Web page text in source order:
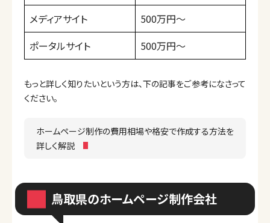
メディアサイト
500万円〜
ポータルサイト
500万円〜
もっと詳しく知りたいという方は、下の記事をご参考になさって
ください。
ホームページ制作の費用相場や格安で作成する方法を
詳しく解説
鳥取県のホームページ制作会社